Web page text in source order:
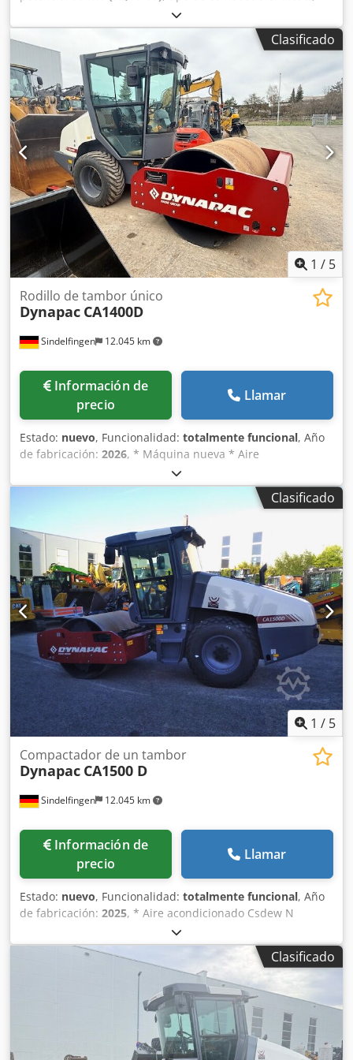
6.800 kg
1993, horas de funcionamiento:3.000 h, Equipamiento:
cabina
, Dynapac CA 151 rodillo compactador Año de
fabricación: 1993 6.800 kg 3.000 horas Motor Deutz F3-6L
912 de 53 kW, 4 cilindros Csdpfx Afszap R Dodjrf
Clasificado
1 / 5
Sindelfingen 12.045 km
Rodillo de tambor único
Dynapac CA1400D
Información de
precio
Llamar
Estado: nuevo, Funcionalidad: totalmente funcional, Año
de fabricación: 2026, * Máquina nueva * Aire
acondicionado * Control de tracción / Ec * Sísmico * Motor
Kubota V 3307 CR-TE5 (55 kW - 75 CV) * Carga lineal
estática 20 kg/cm² * Dos velocidades de marcha *
Disponible de inmediato * Peso operativo 6.650 kg (peso
máx. 7.700 kg) * Ancho de rodillo 1.676 mm
Crjdpfoyuvxwex Afdef * Disponible de inmediato
Clasificado
1 / 5
Sindelfingen 12.045 km
Compactador de un tambor
Dynapac CA1500 D
Información de
precio
Llamar
Estado: nuevo, Funcionalidad: totalmente funcional, Año
de fabricación: 2025, * Aire acondicionado Csdew N
Inyepfx Afdjrf * Peso operativo 7.100 kg * Motor Deutz 55,4
kW * Disponible de inmediato
Clasificado